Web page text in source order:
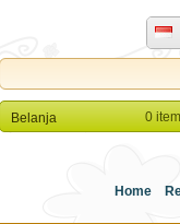
Belanja 0
Home